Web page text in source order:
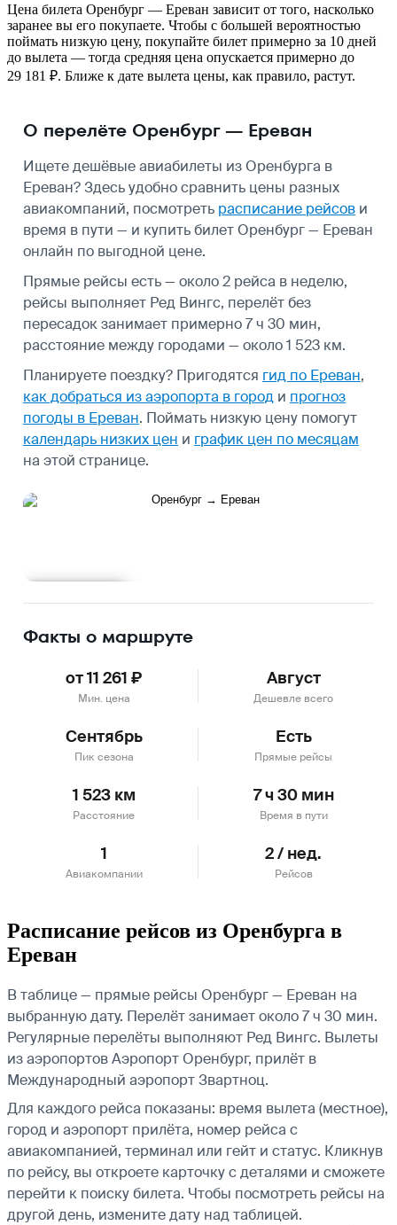
Цена билета Оренбург — Ереван зависит от того, насколько
заранее вы его покупаете. Чтобы с большей вероятностью
поймать низкую цену, покупайте билет примерно за 10 дней
до вылета — тогда средняя цена опускается примерно до
29 181 ₽. Ближе к дате вылета цены, как правило, растут.
О перелёте Оренбург — Ереван
Ищете дешёвые авиабилеты из Оренбурга в
Ереван? Здесь удобно сравнить цены разных
авиакомпаний, посмотреть расписание рейсов и
время в пути — и купить билет Оренбург — Ереван
онлайн по выгодной цене.
Прямые рейсы есть — около 2 рейса в неделю,
рейсы выполняет Ред Вингс, перелёт без
пересадок занимает примерно 7 ч 30 мин,
расстояние между городами — около 1 523 км.
Планируете поездку? Пригодятся гид по Ереван,
как добраться из аэропорта в город и прогноз
погоды в Ереван. Поймать низкую цену помогут
календарь низких цен и график цен по месяцам
на этой странице.
Факты о маршруте
от 11 261 ₽
Мин. цена
Август
Дешевле всего
Сентябрь
Пик сезона
Есть
Прямые рейсы
1 523 км
Расстояние
7 ч 30 мин
Время в пути
1
Авиакомпании
2 / нед.
Рейсов
Расписание рейсов из Оренбурга в
Ереван
В таблице — прямые рейсы Оренбург — Ереван на
выбранную дату. Перелёт занимает около 7 ч 30 мин.
Регулярные перелёты выполняют Ред Вингс. Вылеты
из аэропортов Аэропорт Оренбург, прилёт в
Международный аэропорт Звартноц.
Для каждого рейса показаны: время вылета (местное),
город и аэропорт прилёта, номер рейса с
авиакомпанией, терминал или гейт и статус. Кликнув
по рейсу, вы откроете карточку с деталями и сможете
перейти к поиску билета. Чтобы посмотреть рейсы на
другой день, измените дату над таблицей.